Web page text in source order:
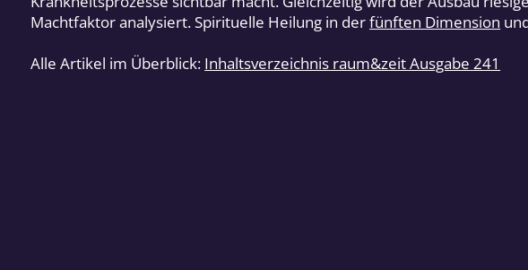
Machtfaktor analysiert. Spirituelle Heilung in derfünften Dimension
Alle Artikel im Überblick: Inhaltsverzeichnis raum&zeit Ausgabe 241